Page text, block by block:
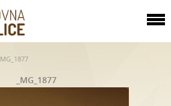
_MG_1877
_MG_1877